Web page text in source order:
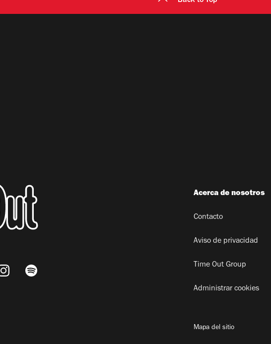
Acerca de nosotros
Contacto
Aviso de privacidad
Time Out Group
Administrar cookies
Mapa del sitio